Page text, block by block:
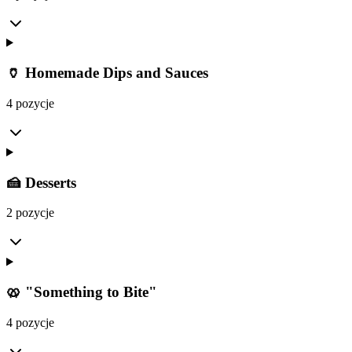
🏺 Homemade Dips and Sauces
4 pozycje
🍰 Desserts
2 pozycje
🥨 "Something to Bite"
4 pozycje